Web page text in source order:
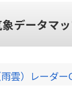
データマ
雲）レーダ